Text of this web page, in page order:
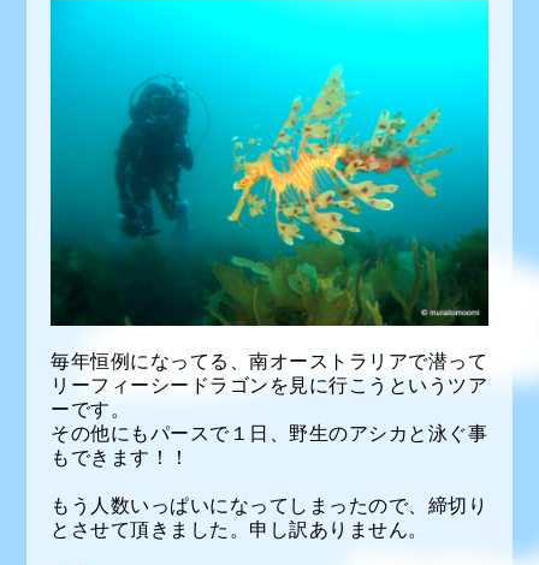
毎年恒例になってる、南オーストラリアで潜って
リーフィーシードラゴンを見に行こうというツア
ーです。
その他にもパースで１日、野生のアシカと泳ぐ事
もできます！！
もう人数いっぱいになってしまったので、締切り
とさせて頂きました。申し訳ありません。